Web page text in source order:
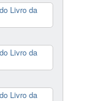
Livro da
Livro da
Livro da